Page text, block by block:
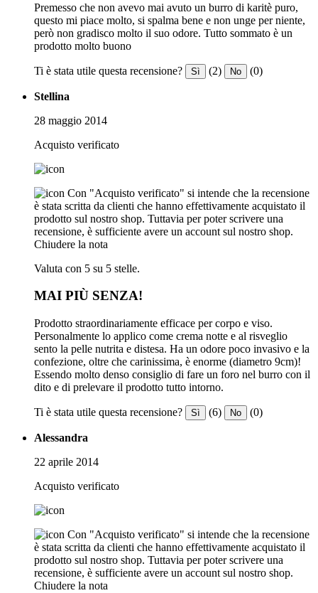
Premesso che non avevo mai avuto un burro di karitè puro,
questo mi piace molto, si spalma bene e non unge per niente,
però non gradisco molto il suo odore. Tutto sommato è un
prodotto molto buono
Ti è stata utile questa recensione? Sì (2) No (0)
Stellina
28 maggio 2014
Acquisto verificato
Con "Acquisto verificato" si intende che la recensione
è stata scritta da clienti che hanno effettivamente acquistato il
prodotto sul nostro shop. Tuttavia per poter scrivere una
recensione, è sufficiente avere un account sul nostro shop.
Chiudere la nota
Valuta con 5 su 5 stelle.
MAI PIÙ SENZA!
Prodotto straordinariamente efficace per corpo e viso.
Personalmente lo applico come crema notte e al risveglio
sento la pelle nutrita e distesa. Ha un odore poco invasivo e la
confezione, oltre che carinissima, è enorme (diametro 9cm)!
Essendo molto denso consiglio di fare un foro nel burro con il
dito e di prelevare il prodotto tutto intorno.
Ti è stata utile questa recensione? Sì (6) No (0)
Alessandra
22 aprile 2014
Acquisto verificato
Con "Acquisto verificato" si intende che la recensione
è stata scritta da clienti che hanno effettivamente acquistato il
prodotto sul nostro shop. Tuttavia per poter scrivere una
recensione, è sufficiente avere un account sul nostro shop.
Chiudere la nota